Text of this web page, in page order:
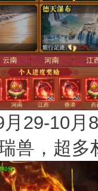
29-10月
，超多